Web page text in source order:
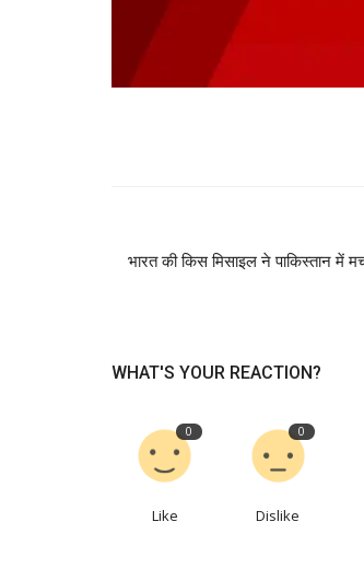
भारत की किस मिसाइल ने पाकिस्तान में
WHAT'S YOUR REACTION?
0
Like
0
Dislike